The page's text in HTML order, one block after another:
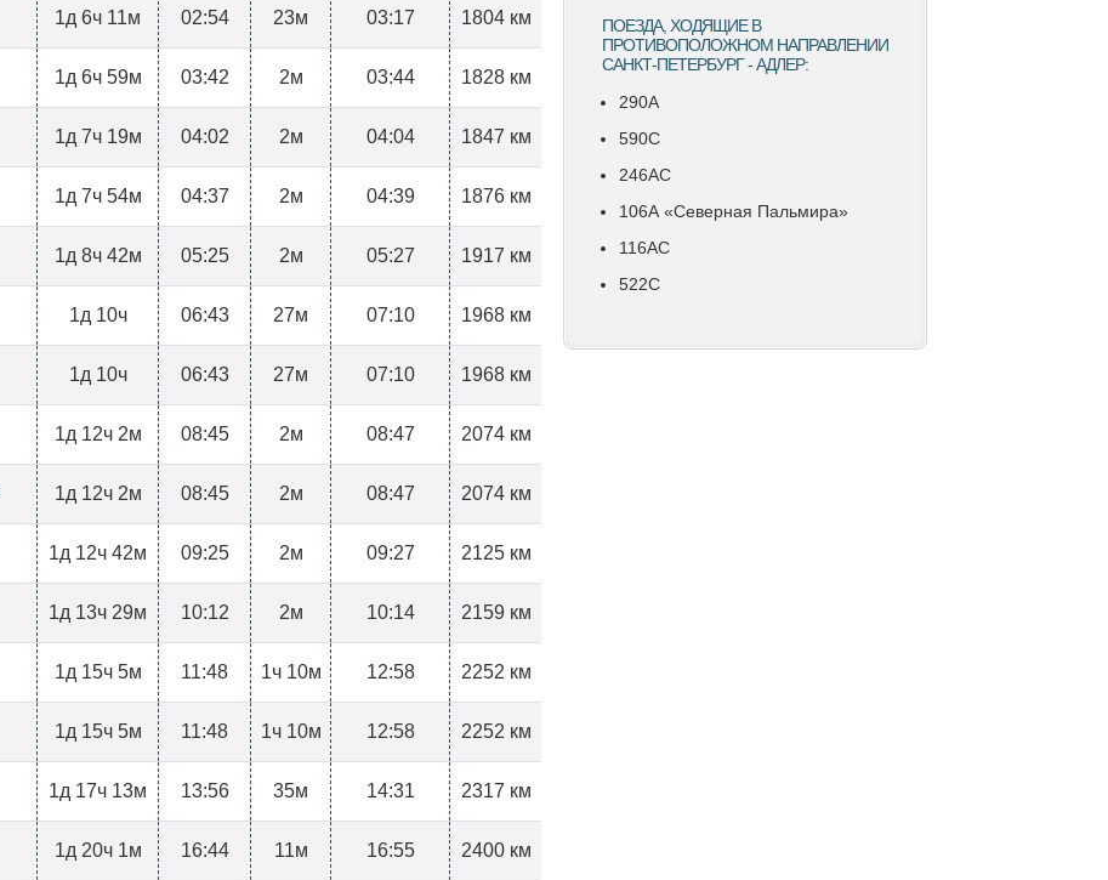
1д 6ч 11м 02:54 23м 03:17 1804 км
1д 6ч 59м 03:42 2м 03:44 1828 км
1д 7ч 19м 04:02 2м 04:04 1847 км
1д 7ч 54м 04:37 2м 04:39 1876 км
1д 8ч 42м 05:25 2м 05:27 1917 км
1д 10ч 06:43 27м 07:10 1968 км
1д 10ч 06:43 27м 07:10 1968 км
1д 12ч 2м 08:45 2м 08:47 2074 км
1д 12ч 2м 08:45 2м 08:47 2074 км
1д 12ч 42м 09:25 2м 09:27 2125 км
1д 13ч 29м 10:12 2м 10:14 2159 км
1д 15ч 5м 11:48 1ч 10м 12:58 2252 км
1д 15ч 5м 11:48 1ч 10м 12:58 2252 км
1д 17ч 13м 13:56 35м 14:31 2317 км
1д 20ч 1м 16:44 11м 16:55 2400 км
ПОЕЗДА, ХОДЯЩИЕ В
ПРОТИВОПОЛОЖНОМ НАПРАВЛЕНИИ
САНКТ-ПЕТЕРБУРГ - АДЛЕР:
290А
590С
246АС
106А «Северная Пальмира»
116АС
522С